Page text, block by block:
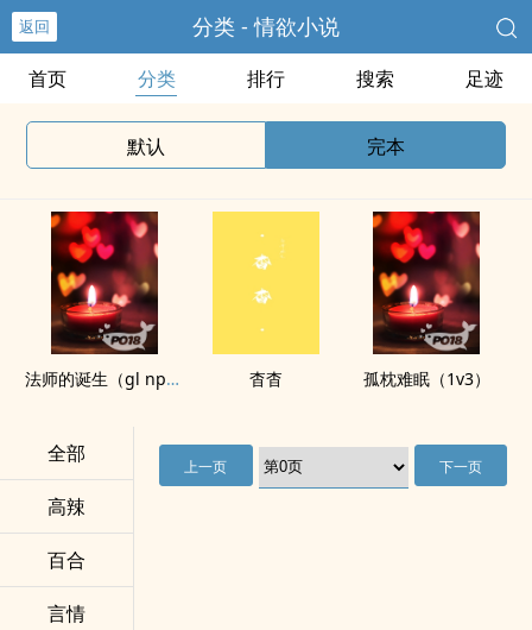
返回 分类 - 情欲小说
首页 分类 排行 搜索 足迹
默认 完本
法师的诞生（gl nph） 杳杳 孤枕难眠（1v3）
全部
高辣
百合
言情
上一页 下一页